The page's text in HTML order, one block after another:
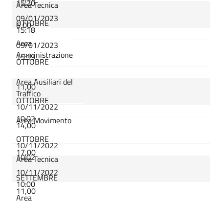
15:20
09/01/2023
15:18
Area Tecnica
6,00
09/01/2023
15:19
OTTOBRE
Area
Amministrazione
11,00
10/11/2022
10:02
OTTOBRE
Area Ausiliari del
Traffico
14,00
10/11/2022
10:02
OTTOBRE
Area Movimento
17,00
10/11/2022
10:00
OTTOBRE
Area Tecnica
11,00
SETTEMBRE
Area